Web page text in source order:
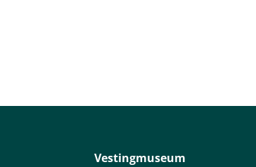
Vestingmuseum